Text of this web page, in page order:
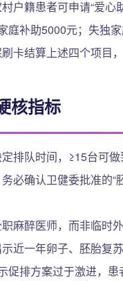
户籍患者可申请“爱
庭补助5000元；失独
卡结算上述四个项目
核指标
排队时间，≥15台可做
必确认卫健委批准的
麻醉医师，而非临时
近一年卵子、胚胎复
促排方案过于激进，患